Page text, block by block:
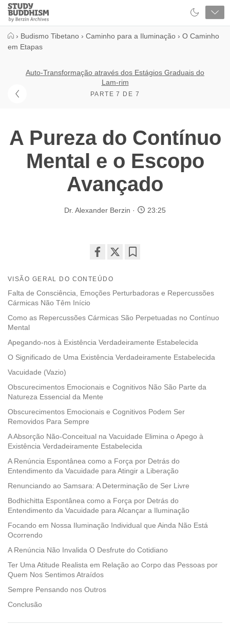
Close
Study
Buddhism
› Budismo Tibetano › Caminho para a Iluminação › O Caminho
em Etapas
Auto-Transformação através dos Estágios Graduais do
Lam-rim
PARTE 7 DE 7
A Pureza do Contínuo
Mental e o Escopo
Avançado
Dr. Alexander Berzin 23:25
on
facebook
VISÃO GERAL DO CONTEÚDO
Falta de Consciência, Emoções Perturbadoras e Repercussões
Cármicas Não Têm Início
Como as Repercussões Cármicas São Perpetuadas no Contínuo
Mental
Apegando-nos à Existência Verdadeiramente Estabelecida
O Significado de Uma Existência Verdadeiramente Estabelecida
Vacuidade (Vazio)
Obscurecimentos Emocionais e Cognitivos Não São Parte da
Natureza Essencial da Mente
Obscurecimentos Emocionais e Cognitivos Podem Ser
Removidos Para Sempre
A Absorção Não-Conceitual na Vacuidade Elimina o Apego à
Existência Verdadeiramente Estabelecida
A Renúncia Espontânea como a Força por Detrás do
Entendimento da Vacuidade para Atingir a Liberação
Renunciando ao Samsara: A Determinação de Ser Livre
Bodhichitta Espontânea como a Força por Detrás do
Entendimento da Vacuidade para Alcançar a Iluminação
Focando em Nossa Iluminação Individual que Ainda Não Está
Ocorrendo
A Renúncia Não Invalida O Desfrute do Cotidiano
Ter Uma Atitude Realista em Relação ao Corpo das Pessoas por
Quem Nos Sentimos Atraídos
Sempre Pensando nos Outros
Conclusão